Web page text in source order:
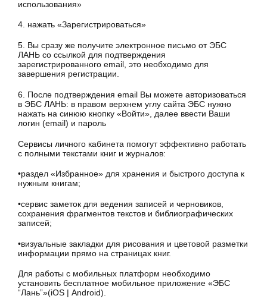
использования»
4. нажать «Зарегистрироваться»
5. Вы сразу же получите электронное письмо от ЭБС
ЛАНЬ со ссылкой для подтверждения
зарегистрированного email, это необходимо для
завершения регистрации.
6. После подтверждения email Вы можете авторизоваться
в ЭБС ЛАНЬ: в правом верхнем углу сайта ЭБС нужно
нажать на синюю кнопку «Войти», далее ввести Ваши
логин (email) и пароль
Сервисы личного кабинета помогут эффективно работать
с полными текстами книг и журналов:
•раздел «Избранное» для хранения и быстрого доступа к
нужным книгам;
•сервис заметок для ведения записей и черновиков,
сохранения фрагментов текстов и библиографических
записей;
•визуальные закладки для рисования и цветовой разметки
информации прямо на страницах книг.
Для работы с мобильных платформ необходимо
установить бесплатное мобильное приложение «ЭБС
“Лань”»(iOS | Android).